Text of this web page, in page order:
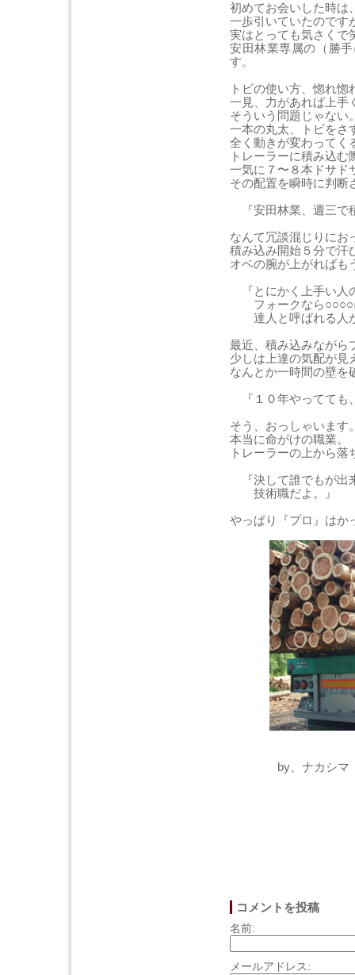
初めてお会いした時は
一歩引いていたのです
実はとっても気さくで
安田林業専属の（勝
す。
トビの使い方、惚れ惚
一見、力があれば上手
そういう問題じゃない
一本の丸太、トビをさ
全く動きが変わってく
トレーラーに積み込む
一気に７〜８本ドサド
その配置を瞬時に判断
『安田林業、週三で
なんて冗談混じりにお
積み込み開始５分で汗
オベの腕が上がればも
『とにかく上手い人
フォークなら
達人と呼ばれる人
最近、積み込みながら
少しは上達の気配が見
なんとか一時間の壁を
『１０年やってても
そう、おっしゃいます
本当に命がけの職業。
トレーラーの上から
『決して誰でもが
技術職だよ。』
やっぱり『プロ』はか
by、ナカシマ
コメントを投稿
名前:
メールアドレス: